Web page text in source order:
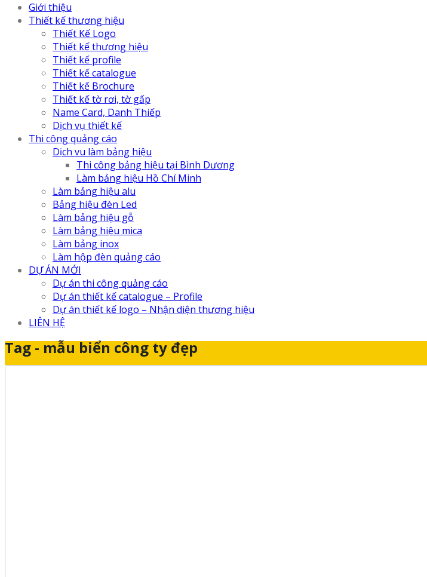
Giới thiệu
Thiết kế thương hiệu
Thiết Kế Logo
Thiết kế thương hiệu
Thiết kế profile
Thiết kế catalogue
Thiết kế Brochure
Thiết kế tờ rơi, tờ gấp
Name Card, Danh Thiếp
Dịch vụ thiết kế
Thi công quảng cáo
Dịch vu làm bảng hiệu
Thi công bảng hiệu tại Bình Dương
Làm bảng hiệu Hồ Chí Minh
Làm bảng hiệu alu
Bảng hiệu đèn Led
Làm bảng hiệu gỗ
Làm bảng hiệu mica
Làm bảng inox
Làm hộp đèn quảng cáo
DỰ ÁN MỚI
Dự án thi công quảng cáo
Dự án thiết kế catalogue – Profile
Dự án thiết kế logo – Nhận diện thương hiệu
LIÊN HỆ
Tag - mẫu biển công ty đẹp